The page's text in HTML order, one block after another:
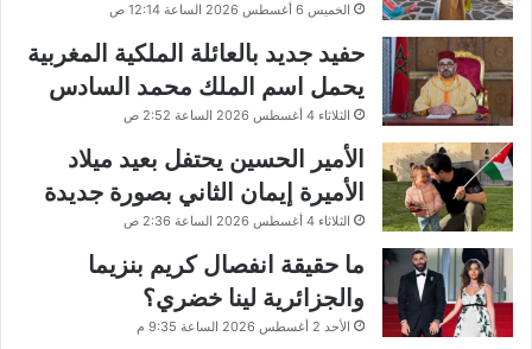
الخميس 6 أغسطس 2026 الساعة 12:14 ص
حفيد جديد بالعائلة الملكية المغربية
يحمل اسم الملك محمد السادس
الثلاثاء 4 أغسطس 2026 الساعة 2:52 ص
الأمير الحسين يحتفل بعيد ميلاد
الأميرة إيمان الثاني بصورة جديدة
الثلاثاء 4 أغسطس 2026 الساعة 2:36 ص
ما حقيقة انفصال كريم بنزيما
والجزائرية لينا خضري؟
الأحد 2 أغسطس 2026 الساعة 9:35 م